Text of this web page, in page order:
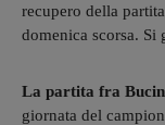
recupero della
domenica scorsa. Si
La partita fra
giornata del